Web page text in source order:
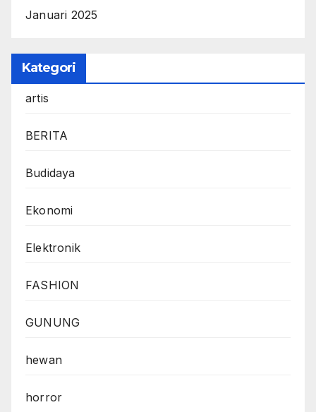
Januari 2025
Kategori
artis
BERITA
Budidaya
Ekonomi
Elektronik
FASHION
GUNUNG
hewan
horror